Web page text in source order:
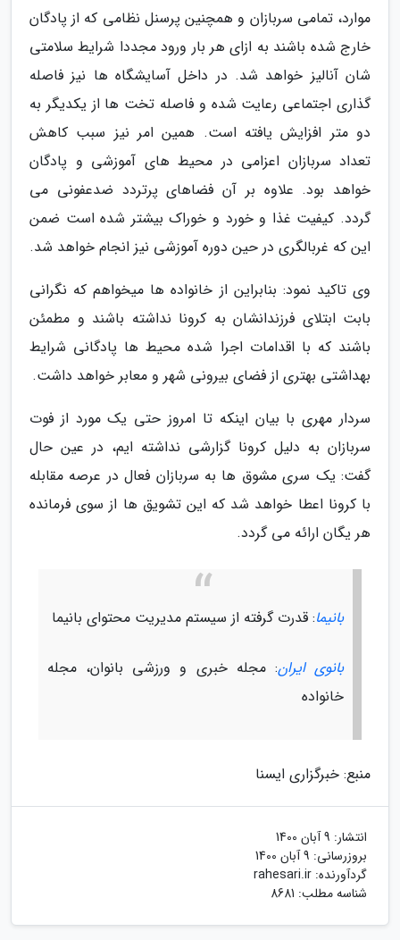
موارد، تمامی سربازان و همچنین پرسنل نظامی که از پادگان
خارج شده باشند به ازای هر بار ورود مجددا شرایط سلامتی
شان آنالیز خواهد شد. در داخل آسایشگاه ها نیز فاصله
گذاری اجتماعی رعایت شده و فاصله تخت ها از یکدیگر به
دو متر افزایش یافته است. همین امر نیز سبب کاهش
تعداد سربازان اعزامی در محیط های آموزشی و پادگان
خواهد بود. علاوه بر آن فضاهای پرتردد ضدعفونی می
گردد. کیفیت غذا و خورد و خوراک بیشتر شده است ضمن
این که غربالگری در حین دوره آموزشی نیز انجام خواهد شد.
وی تاکید نمود: بنابراین از خانواده ها میخواهم که نگرانی
بابت ابتلای فرزندانشان به کرونا نداشته باشند و مطمئن
باشند که با اقدامات اجرا شده محیط ها پادگانی شرایط
بهداشتی بهتری از فضای بیرونی شهر و معابر خواهد داشت.
سردار مهری با بیان اینکه تا امروز حتی یک مورد از فوت
سربازان به دلیل کرونا گزارشی نداشته ایم، در عین حال
گفت: یک سری مشوق ها به سربازان فعال در عرصه مقابله
با کرونا اعطا خواهد شد که این تشویق ها از سوی فرمانده
هر یگان ارائه می گردد.
بانیما: قدرت گرفته از سیستم مدیریت محتوای بانیما
بانوی ایران: مجله خبری و ورزشی بانوان، مجله
خانواده
منبع: خبرگزاری ایسنا
انتشار: 9 آبان 1400
بروزرسانی: 9 آبان 1400
گردآورنده: rahesari.ir
شناسه مطلب: 8681